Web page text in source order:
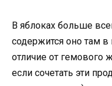
В яблоках больше
содержится оно там
отличие от гемового
если сочетать эти